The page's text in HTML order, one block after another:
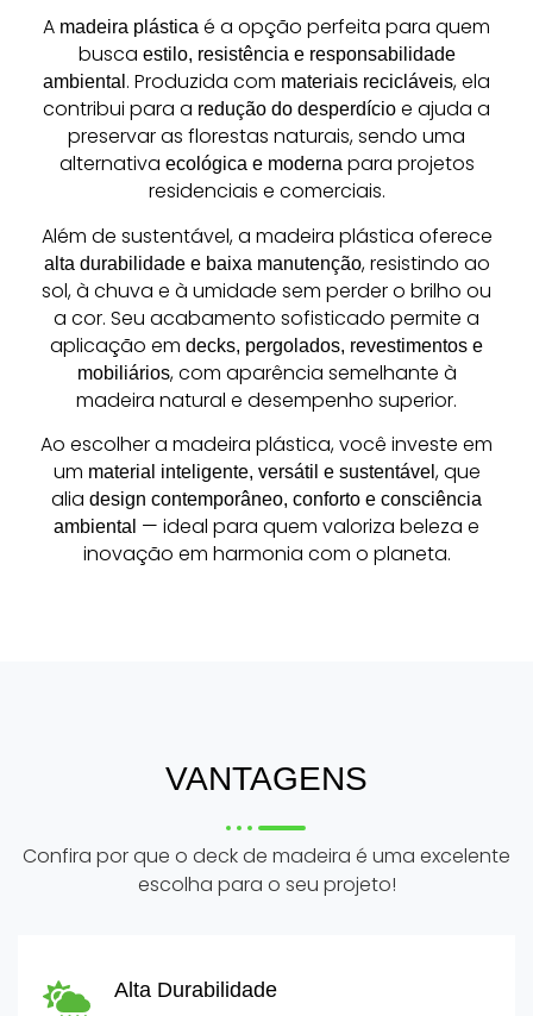
A madeira plástica é a opção perfeita para quem
busca estilo, resistência e responsabilidade
ambiental . Produzida com materiais recicláveis, ela
contribui para a redução do desperdício e ajuda a
preservar as florestas naturais, sendo uma
alternativa ecológica e modernapara projetos
residenciais e comerciais.
Além de sustentável, a madeira plástica oferece
alta durabilidade e baixa manutenção, resistindo ao
sol, à chuva e à umidade sem perder o brilho ou
a cor. Seu acabamento sofisticado permite a
aplicação em decks, pergolados, revestimentos e
mobiliários, com aparência semelhante à
madeira natural e desempenho superior.
Ao escolher a madeira plástica, você investe em
um material inteligente, versátil e sustentável , que
alia design contemporâneo, conforto e consciência
ambiental — ideal para quem valoriza beleza e
inovação em harmonia com o planeta.
VANTAGENS
Confira por que o deck de madeira é uma excelente
escolha para o seu projeto!
Alta Durabilidade